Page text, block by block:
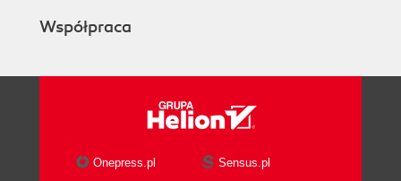
Współpraca
Onepress.pl
Sensus.pl